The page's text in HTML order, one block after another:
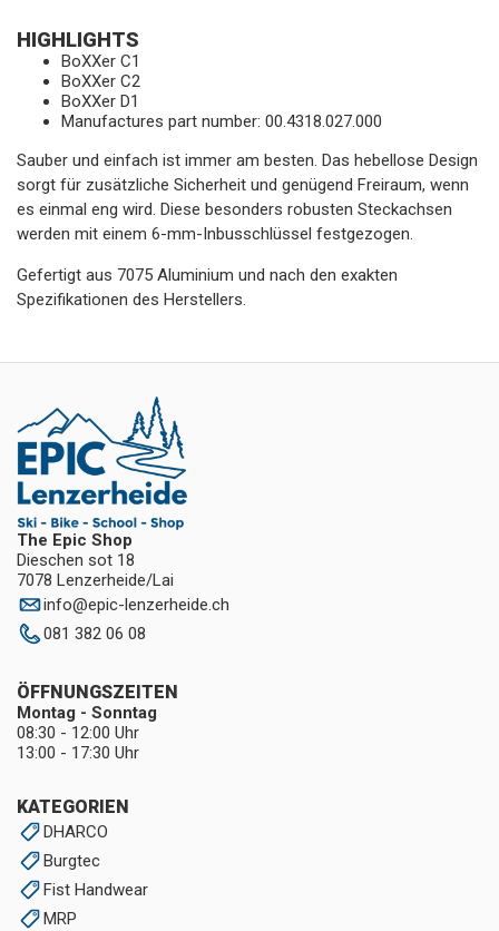
HIGHLIGHTS
BoXXer C1
BoXXer C2
BoXXer D1
Manufactures part number: 00.4318.027.000
Sauber und einfach ist immer am besten. Das hebellose Design
sorgt für zusätzliche Sicherheit und genügend Freiraum, wenn
es einmal eng wird. Diese besonders robusten Steckachsen
werden mit einem 6-mm-Inbusschlüssel festgezogen.
Gefertigt aus 7075 Aluminium und nach den exakten
Spezifikationen des Herstellers.
The Epic Shop
Dieschen sot 18
7078 Lenzerheide/Lai
info@epic-lenzerheide.ch
081 382 06 08
KATEGORIEN
DHARCO
Burgtec
Fist Handwear
MRP
ÖFFNUNGSZEITEN
Montag - Sonntag
08:30 - 12:00 Uhr
13:00 - 17:30 Uhr